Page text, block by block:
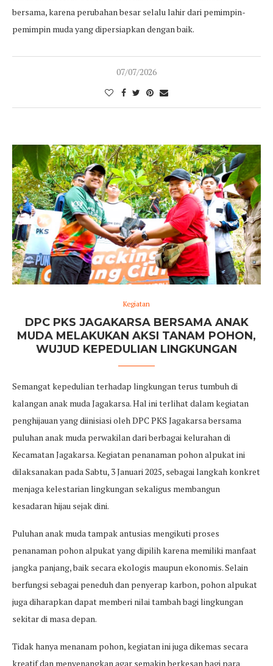
bersama, karena perubahan besar selalu lahir dari pemimpin-
pemimpin muda yang dipersiapkan dengan baik.
07/07/2026
Kegiatan
DPC PKS JAGAKARSA BERSAMA ANAK
MUDA MELAKUKAN AKSI TANAM POHON,
WUJUD KEPEDULIAN LINGKUNGAN
Semangat kepedulian terhadap lingkungan terus tumbuh di
kalangan anak muda Jagakarsa. Hal ini terlihat dalam kegiatan
penghijauan yang diinisiasi oleh DPC PKS Jagakarsa bersama
puluhan anak muda perwakilan dari berbagai kelurahan di
Kecamatan Jagakarsa. Kegiatan penanaman pohon alpukat ini
dilaksanakan pada Sabtu, 3 Januari 2025, sebagai langkah konkret
menjaga kelestarian lingkungan sekaligus membangun
kesadaran hijau sejak dini.
Puluhan anak muda tampak antusias mengikuti proses
penanaman pohon alpukat yang dipilih karena memiliki manfaat
jangka panjang, baik secara ekologis maupun ekonomis. Selain
berfungsi sebagai peneduh dan penyerap karbon, pohon alpukat
juga diharapkan dapat memberi nilai tambah bagi lingkungan
sekitar di masa depan.
Tidak hanya menanam pohon, kegiatan ini juga dikemas secara
kreatif dan menyenangkan agar semakin berkesan bagi para